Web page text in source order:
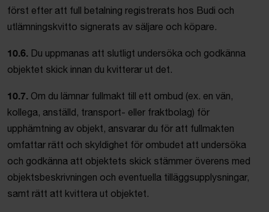
först efter att full betalning registrerats hos Budi och
utlämningskvitto signerats av säljare och köpare.
10.6. Du uppmanas att slutligt undersöka och godkänna
objektet skick innan du kvitterar ut det.
10.7. Om du lämnar fullmakt till ett ombud (ex. en vän,
kollega, anställd, transport- eller fraktbolag) för
upphämtning av objekt, ansvarar du för att fullmakten
omfattar rätt och skyldighet för ombudet att undersöka
och godkänna att objektets skick stämmer överens med
objektsbeskrivningen och eventuella tilläggsupplysningar,
samt rätt att kvittera ut objektet.